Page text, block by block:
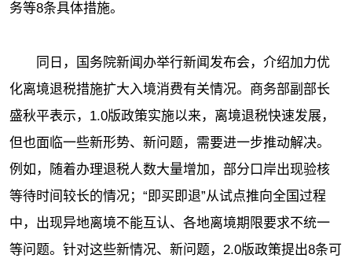
务等8条具体措施。
同日，国务院新闻办举行新闻发布会，介绍加力优
化离境退税措施扩大入境消费有关情况。商务部副部长
盛秋平表示，1.0版政策实施以来，离境退税快速发展，
但也面临一些新形势、新问题，需要进一步推动解决。
例如，随着办理退税人数大量增加，部分口岸出现验核
等待时间较长的情况；“即买即退”从试点推向全国过程
中，出现异地离境不能互认、各地离境期限要求不统一
等问题。针对这些新情况、新问题，2.0版政策提出8条可